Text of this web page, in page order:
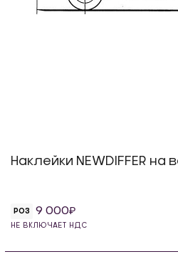
Наклейки NEWDIFFER на
РОЗ 9 000
НЕ ВКЛЮЧАЕТ НДС